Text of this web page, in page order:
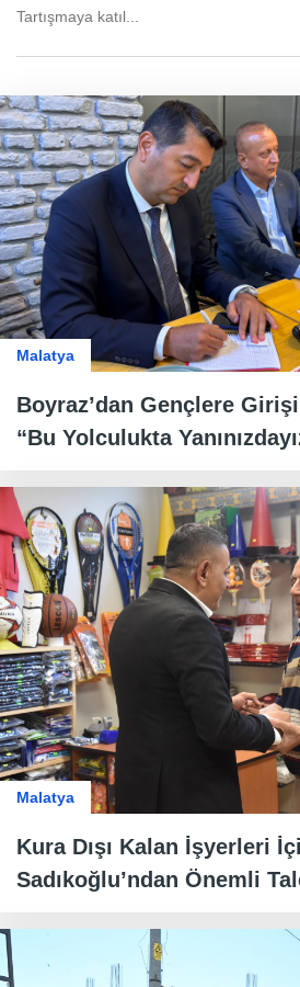
Malatya
Boyraz’dan Gençlere
“Bu Yolculukta
Malatya
Kura Dışı Kalan İşyerleri
Sadıkoğlu’ndan Önemli